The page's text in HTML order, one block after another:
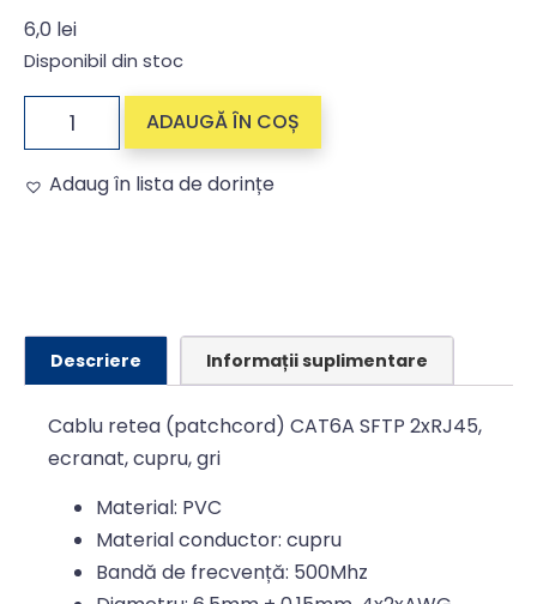
6,0 lei
Disponibil din stoc
ADAUGĂ ÎN COȘ
Adaug în lista de dorințe
Descriere Informații suplimentare
Cablu retea (patchcord) CAT6A SFTP 2xRJ45,
ecranat, cupru, gri
Material: PVC
Material conductor: cupru
Bandă de frecvență: 500Mhz